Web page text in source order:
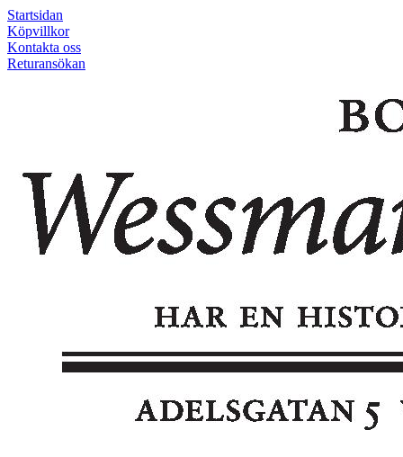
Startsidan
Köpvillkor
Kontakta oss
Returansökan